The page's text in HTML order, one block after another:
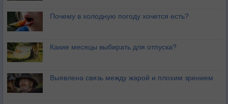
Почему в холодную погоду хочется есть?
Какие месяцы выбирать для отпуска?
Выявлена связь между жарой и плохим зрением